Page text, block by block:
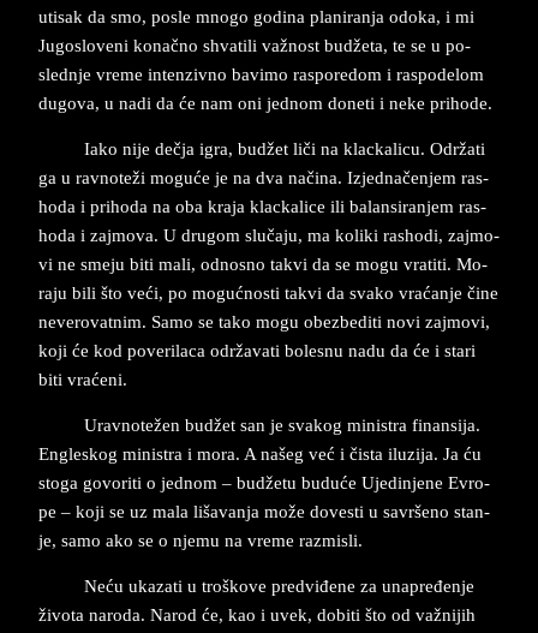
uti­sak da smo, po­sle mno­go go­di­na pla­ni­ran­ja od­o­ka, i mi
Ju­go­slo­ve­ni ko­načno shva­ti­li važnost budžeta, te se u po­
sled­nje vre­me in­ten­ziv­no ba­vi­mo raspo­redom i ras­po­de­lom
du­go­va, u nadi da će nam oni jed­nom do­ne­ti i neke pri­ho­de.
Iako nije dečja igra, budžet liči na klac­ka­li­cu. Održati
ga u rav­no­teži moguće je na dva načina. Iz­jed­načenjem ras­
ho­da i pri­ho­da na oba kra­ja klac­ka­li­ce ili ba­lan­si­ran­jem ras­
ho­da i zaj­mo­va. U dru­gom slučaju, ma ko­li­ki ras­ho­di, zaj­mo­
vi ne sme­ju biti mali, od­no­sno ta­kvi da se mogu vra­ti­ti. Mo­
ra­ju bili što veći, po mogućno­sti ta­kvi da sva­ko vraćanje čine
ne­ve­ro­vat­nim. Samo se tako mogu obez­be­di­ti novi zaj­mo­vi,
koji će kod po­ve­ri­l­a­ca održava­ti bo­le­snu nadu da će i sta­ri
biti vraćeni.
Urav­no­težen budžet san je sva­kog mi­ni­stra finan­si­ja.
En­gle­skog mi­ni­stra i mora. A našeg već i čista ilu­zi­ja. Ja ću
sto­ga go­vo­ri­ti o jed­nom – budžetu buduće Uje­din­je­ne Evro­
pe – koji se uz mala li­ša­van­ja može do­ve­sti u sa­vr­še­no stan­
je, samo ako se o nje­mu na vre­me raz­mi­sli.
Neću ukazati u troškove pred­vi­đe­ne za una­pređenje
živo­ta na­ro­da. Na­rod će, kao i uvek, do­bi­ti što od važni­jih